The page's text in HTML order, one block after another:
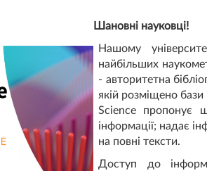
Шановні науковці!
Нашому
найбільших
- авторитетна
якій розміщено бази
Science пропонує
інформації; надає
на повні тексти.
Доступ до